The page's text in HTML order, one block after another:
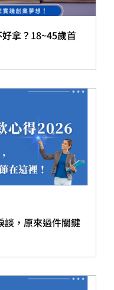
拿？18~45歲首
談，原來過件關鍵